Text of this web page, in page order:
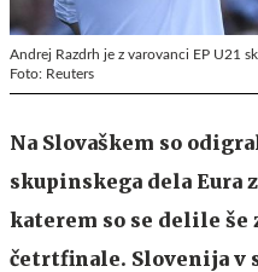
Andrej Razdrh je z varovanci EP U21
Foto: Reuters
Na Slovaškem so
skupinskega dela Eura
katerem so se delile še
četrtfinale. Slovenija v